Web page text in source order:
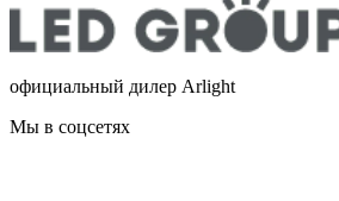
официальный дилер Arlight
Мы в соцсетях